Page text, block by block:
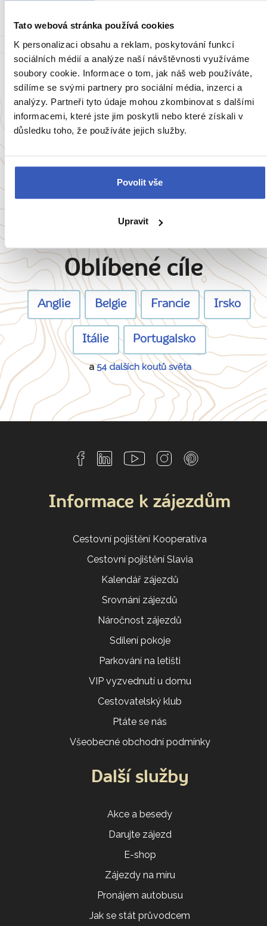
Tato webová stránka používá cookies
K personalizaci obsahu a reklam, poskytování funkcí
sociálních médií a analýze naší návštěvnosti využíváme
soubory cookie. Informace o tom, jak náš web používáte,
sdílíme se svými partnery pro sociální média, inzerci a
analýzy. Partneři tyto údaje mohou zkombinovat s dalšími
informacemi, které jste jim poskytli nebo které získali v
důsledku toho, že používáte jejich služby.
Povolit vše
Upravit
Oblíbená místa
Riga: největší město v Pobaltí má své moře,
zepelíny i moře nádherných budov
Zobrazit všechny články o Lotyšsku
Oblíbené cíle
Anglie Belgie Francie Irsko
Itálie Portugalsko
a54 dalších koutů světa
Informace k zájezdům
Cestovní pojištění Kooperativa
Cestovní pojištění Slavia
Kalendář zájezdů
Srovnání zájezdů
Náročnost zájezdů
Sdílení pokoje
Parkování na letišti
VIP vyzvednutí u domu
Cestovatelský klub
Ptáte se nás
Všeobecné obchodní podmínky
Další služby
Akce a besedy
Darujte zájezd
E-shop
Zájezdy na míru
Pronájem autobusu
Jak se stát průvodcem